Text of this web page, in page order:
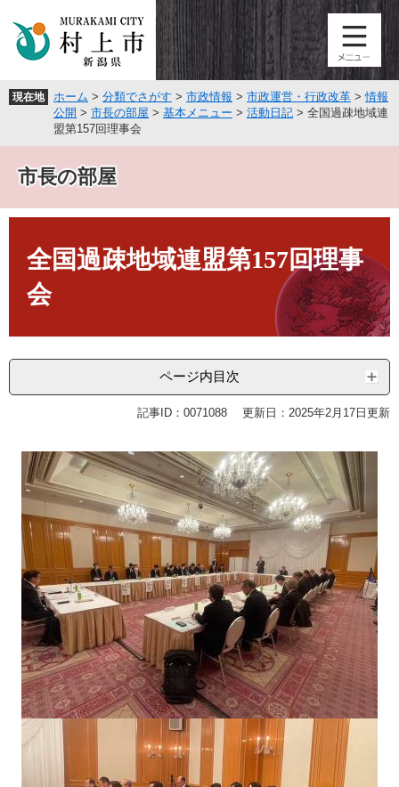
頭
飛
へ
現在地 ホーム > 分類でさがす > 市政情報 > 市政運営・行政改革 >情報
公開 > 市長の部屋 > 基本メニュー > 活動日記 > 全国過疎地域連
盟第157回理事会
市長の部屋
全国過疎地域連盟第157回理事
会
ページ内目次
記事ID：0071088 更新日：2025年2月17日更新